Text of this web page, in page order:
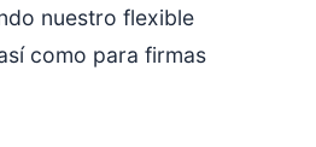
nuestro flexible
como para firmas